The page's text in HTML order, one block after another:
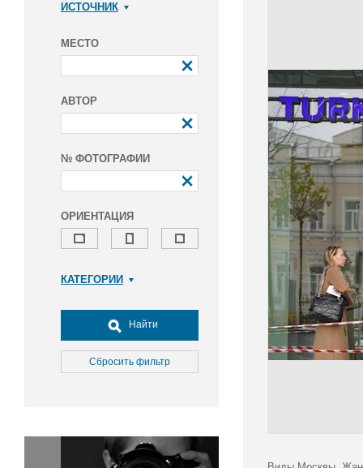
ИСТОЧНИК
МЕСТО
АВТОР
№ ФОТОГРАФИИ
ОРИЕНТАЦИЯ
КАТЕГОРИИ
Досуг, туризм и отдых
Культура
Медицина
Окружающая среда
Политика
Найти
Сбросить фильтр